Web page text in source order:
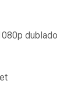
dublado